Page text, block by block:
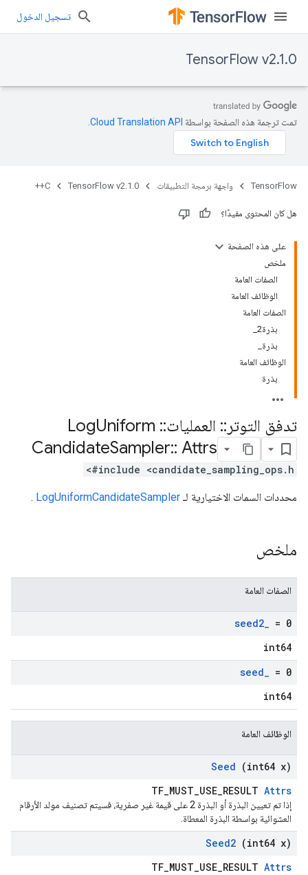
تسجيل الدخول
TensorFlow v2.1.0
تمت ترجمة هذه الصفحة بواسطة Cloud Translation API‏
TensorFlow واجهة برمجة التطبيقات TensorFlow v2.1.0
C++
هل كان المحتوى مفيدًا؟
على هذه الصفحة
ملخص
الصفات العامة
الوظائف العامة
الصفات العامة
بذرة2_
بذرة_
الوظائف العامة
بذرة
تدفق التوتر :: العمليات::
Uniform
CandidateSampler:: Attrs
#include <candidate_sampling_ops.h>
محددات السمات الاختيارية لـ LogUniformCandidateSampler
.
ملخص
الصفات العامة
seed2_ = 0
int64
seed_ = 0
int64
الوظائف العامة
Seed (int64 x)
TF_MUST_USE_RESULT Attrs
إذا تم تعيين البذرة أو البذرة 2 على قيمة غير صفرية، فسيتم تصنيف مولد الأرقام
العشوائية بواسطة البذرة المعطاة.
Seed2 (int64 x)
TF_MUST_USE_RESULT Attrs